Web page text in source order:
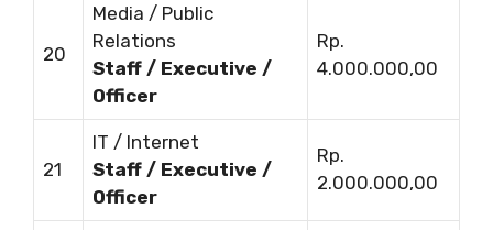
20
Media / Public
Relations
Staff / Executive /
Officer
Rp.
4.000.000,00
21
IT / Internet
Staff / Executive /
Officer
Rp.
2.000.000,00